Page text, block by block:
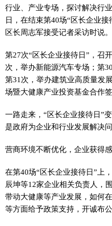
行业、产业专场，探讨解决行
日，在结束第40场“区长企业接
区长周志军接受记者采访时说。
第27次“区长企业接待日”，召
次，举办新能源汽车专场；第
第31次，举办建筑业高质量发
场暨大健康产业投资基金合作
一路走来，“区长企业接待日”
是政府为企业和行业发展解决
营商环境不断优化，企业获得
在第40场“区长企业接待日”上
辰坤等12家企业相关负责人，
带动大健康等产业发展，如何
等方面给予政策支持，开诚布